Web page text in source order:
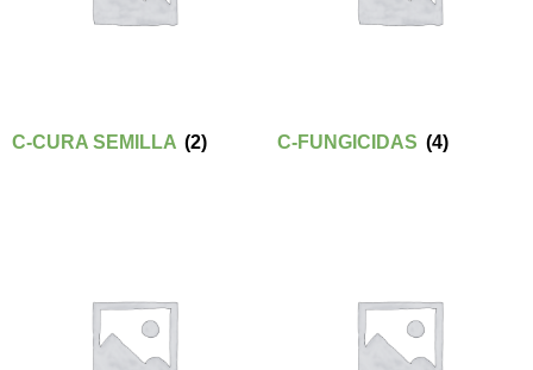
C-CURA SEMILLA (2) C-FUNGICIDAS (4)